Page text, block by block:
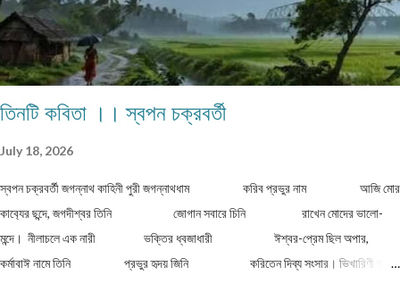
তিনটি কবিতা ।। স্বপন চক্রবর্তী
July 18, 2026
স্বপন চক্রবর্তী জগন্নাথ কাহিনী পুরী জগন্নাথধাম করিব প্রভুর নাম আজি মোর
কাব‍্যের ছন্দে, জগদীশ্বর তিনি জোগান সবারে চিনি রাখেন মোদের ভালো-
মন্দে। নীলাচলে এক নারী ভক্তির ধ্বজাধারী ঈশ্বর-প্রেম ছিল অপার,
কর্মাবাঈ নামে তিনি প্রভুর হৃদয় জিনি করিতেন দিব্য সংসার। ভিখারিণী অতি